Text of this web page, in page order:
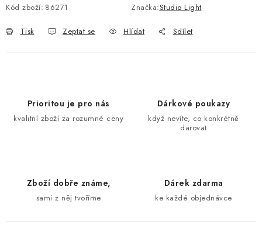
Kód zboží: 86271 Značka:Studio Light
Tisk Zeptat se Hlídat Sdílet
Prioritou je pro nás
kvalitní zboží za rozumné ceny
Dárkové poukazy
když nevíte, co konkrétně
darovat
Zboží dobře známe,
sami z něj tvoříme
Dárek zdarma
ke každé objednávce